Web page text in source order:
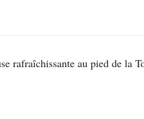
rafraîchissante au pied de la